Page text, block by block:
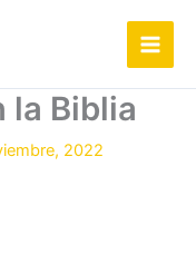
la Biblia
2022